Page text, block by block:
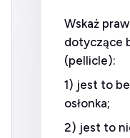
Wskaż
dotyczące
(pellicle):
1) jest to
osłonka;
2) jest to